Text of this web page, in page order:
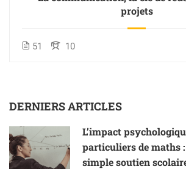
projets
51 10
DERNIERS ARTICLES
L’impact
particuliers de maths
simple soutien